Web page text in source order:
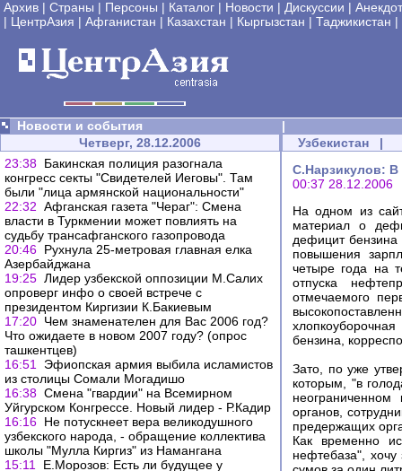
Архив | Страны | Персоны | Каталог | Новости | Дискуссии |
| ЦентрАзия | Афганистан | Казахстан | Кыргызстан | Таджикистан |
Новости и события
|
Четверг, 28.12.2006
23:38 Бакинская полиция разогнала
конгресс секты "Свидетелей Иеговы". Там
были "лица армянской национальности"
22:32 Афганская газета "Чераг": Смена
власти в Туркмении может повлиять на
судьбу трансафганского газопровода
20:46 Рухнула 25-метровая главная елка
Азербайджана
19:25 Лидер узбекской оппозиции М.Салих
опроверг инфо о своей встрече с
президентом Киргизии К.Бакиевым
17:20 Чем знаменателен для Вас 2006 год?
Что ожидаете в новом 2007 году? (опрос
ташкентцев)
16:51
Эфиопская армия выбила исламистов
из столицы Сомали Могадишо
16:38 Смена "гвардии" на Всемирном
Уйгурском Конгрессе. Новый лидер - Р.Кадир
16:16 Не потускнеет вера великодушного
узбекского народа, - обращение коллектива
школы "Мулла Киргиз" из Намангана
15:11
Е.Морозов: Есть ли будущее у
Узбекистан |
С.Нарзикулов: В
00:37 28.12.2006
На одном из
материал о
дефицит бензина
повышения
четыре года на
отпуска
отмечаемого
бензина,
Зато, по уже
которым, "в
органов,
предержащих
Как временно
нефтебаза",